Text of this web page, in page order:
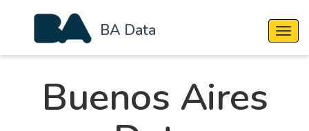
BA Data
Buenos Aires